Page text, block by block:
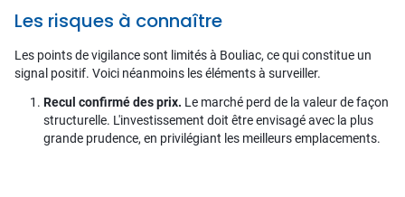
Les risques à connaître
Les points de vigilance sont limités à Bouliac, ce qui constitue un
signal positif. Voici néanmoins les éléments à surveiller.
Recul confirmé des prix. Le marché perd de la valeur de façon
structurelle. L'investissement doit être envisagé avec la plus
grande prudence, en privilégiant les meilleurs emplacements.